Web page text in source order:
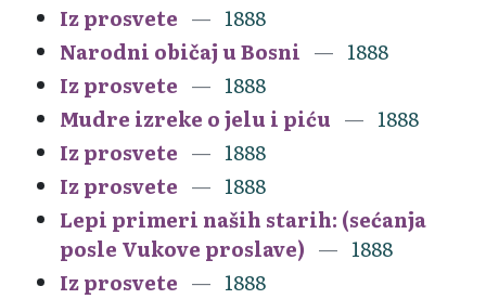
Iz prosvete
1888
Narodni običaj u Bosni
1888
Iz prosvete
1888
Mudre izreke o jelu i piću
1888
Iz prosvete
1888
Iz prosvete
1888
Lepi primeri naših starih: (sećanja
posle Vukove proslave)
1888
Iz prosvete
1888